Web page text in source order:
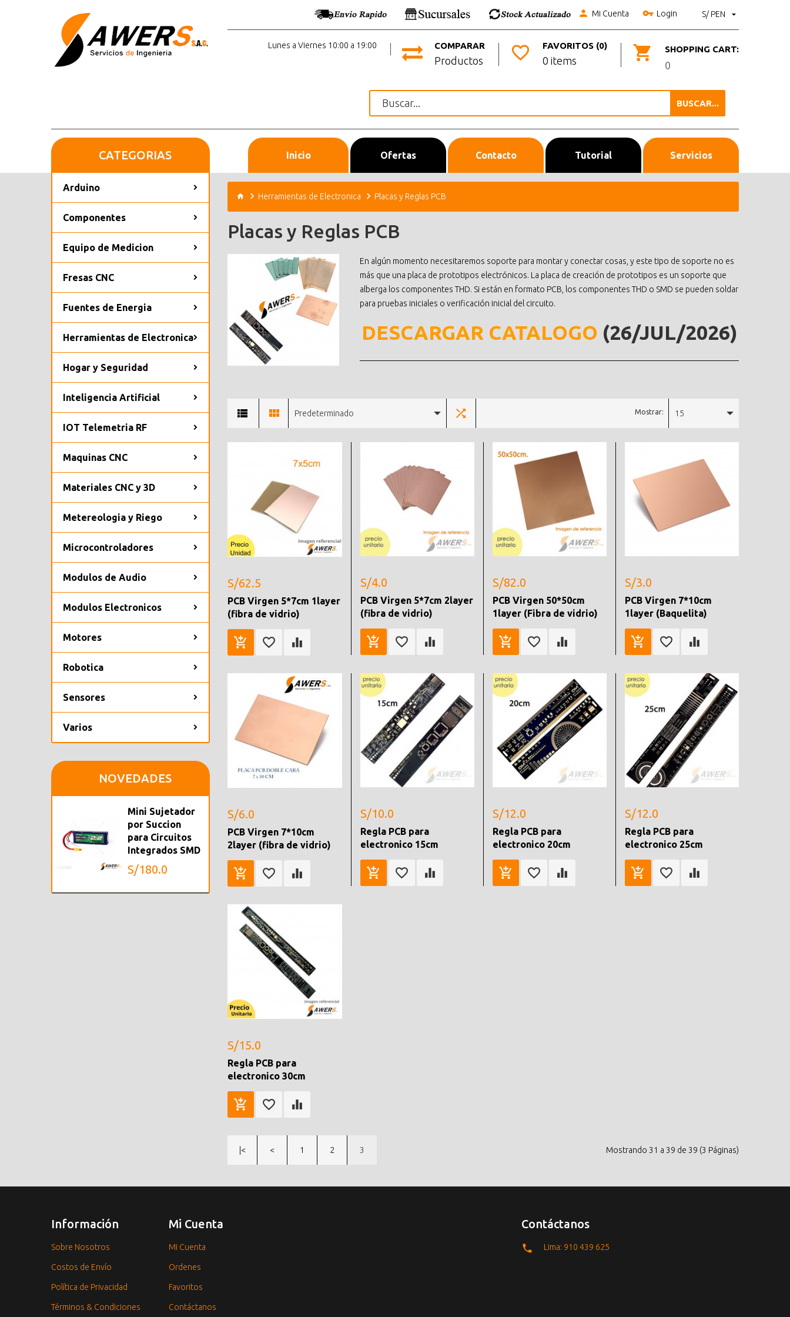
S/ PEN
Mi Cuenta Login
SHOPPING CART:
0
FAVORITOS (0)
0 items
COMPARAR
Productos
Lunes a Viernes 10:00 a 19:00
BUSCAR...
Inicio Ofertas Contacto Tutorial Servicios
CATEGORIAS
Arduino
Componentes
Equipo de Medicion
Fresas CNC
Fuentes de Energia
Herramientas de Electronica
Hogar y Seguridad
Inteligencia Artificial
IOT Telemetria RF
Maquinas CNC
Materiales CNC y 3D
Metereologia y Riego
Microcontroladores
Modulos de Audio
Modulos Electronicos
Motores
Robotica
Sensores
Varios
NOVEDADES
Mini Sujetador
por Succion
para Circuitos
Integrados SMD
S/180.0
Herramientas de Electronica Placas y Reglas PCB
Placas y Reglas PCB
En algún momento necesitaremos soporte para montar y conectar cosas, y este tipo de soporte no es
más que una placa de prototipos electrónicos. La placa de creación de prototipos es un soporte que
alberga los componentes THD. Si están en formato PCB, los componentes THD o SMD se pueden soldar
para pruebas iniciales o verificación inicial del circuito.
DESCARGAR CATALOGO (26/JUL/2026)
Predeterminado Mostrar: 15
S/62.5
PCB Virgen 5*7cm 1layer
(fibra de vidrio)
S/4.0
PCB Virgen 5*7cm 2layer
(fibra de vidrio)
S/82.0
PCB Virgen 50*50cm
1layer (Fibra de vidrio)
S/3.0
PCB Virgen 7*10cm
1layer (Baquelita)
S/6.0
PCB Virgen 7*10cm
2layer (fibra de vidrio)
S/10.0
Regla PCB para
electronico 15cm
S/12.0
Regla PCB para
electronico 20cm
S/12.0
Regla PCB para
electronico 25cm
S/15.0
Regla PCB para
electronico 30cm
|< < 1 2 3 Mostrando 31 a 39 de 39 (3 Páginas)
Información
Sobre Nosotros
Costos de Envío
Política de Privacidad
Términos & Condiciones
Mi Cuenta
Mi Cuenta
Ordenes
Favoritos
Contáctanos
Contáctanos
Lima: 910 439 625